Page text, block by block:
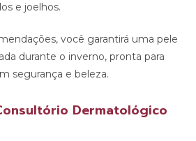
e joelhos.
você garantirá uma pele
durante o inverno, pronta para
segurança e beleza.
Dermatológico